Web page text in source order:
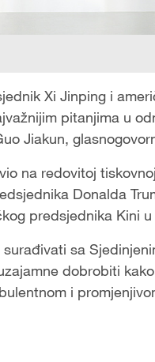
Xi Jinping i
pitanjima u
Jiakun,
na redovitoj
Donalda
predsjednika Kini
surađivati sa
dobrobiti
i